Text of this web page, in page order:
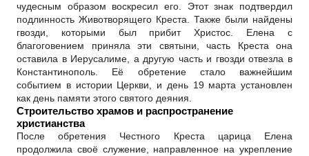
чудесным образом воскресил его. Этот знак подтвердил
подлинность Животворящего Креста. Также были найдены
гвозди, которыми был прибит Христос. Елена с
благоговением приняла эти святыни, часть Креста она
оставила в Иерусалиме, а другую часть и гвозди отвезла в
Константинополь. Её обретение стало важнейшим
событием в истории Церкви, и день 19 марта установлен
как день памяти этого святого деяния.
Строительство храмов и распространение
христианства
После обретения Честного Креста царица Елена
продолжила своё служение, направленное на укрепление